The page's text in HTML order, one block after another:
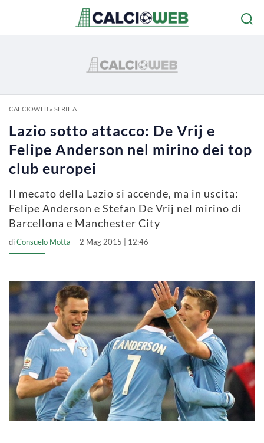
CALCIOWEB» SERIE A
Lazio sotto attacco: De Vrij e
Felipe Anderson nel mirino dei top
club europei
Il mecato della Lazio si accende, ma in uscita:
Felipe Anderson e Stefan De Vrij nel mirino di
Barcellona e Manchester City
diConsuelo Motta 2 Mag 2015 | 12:46